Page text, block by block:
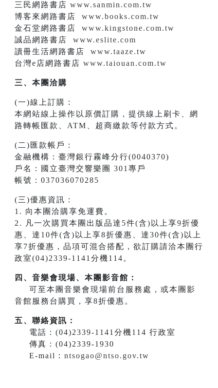
三民網路書店 www.sanmin.com.tw
博客來網路書店 www.books.com.tw
金石堂網路書店 www.kingstone.com.tw
誠品網路書店 www.eslite.com
讀冊生活網路書店 www.taaze.tw
台灣e店網路書店 www.taiouan.com.tw
三、本團洽購
(一)線上訂購：
本網站線上操作以原價訂購，提供線上刷卡、網
路轉帳匯款、ATM、超商繳款等付款方式。
(二)匯款帳戶：
金融機構：臺灣銀行霧峰分行(0040370)
戶名：國立臺灣交響樂團 301專戶
帳號：037036070285
(三)優惠資訊：
1. 向本團洽購享免運費。
2. 凡一次購買本團出版品達5件(含)以上享9折優
惠、達10件(含)以上享8折優惠、達30件(含)以上
享7折優惠，品項可混合搭配，欲訂購請洽本團行
政室(04)2339-1141分機114。
四、音樂會現場、本團影音館：
可至本團音樂會現場前台服務處，或本團影
音館服務台購買，享8折優惠。
五、聯絡資訊：
電話：(04)2339-1141分機114 行政室
傳真：(04)2339-1930
E-mail： ntsogao@ntso.gov.tw